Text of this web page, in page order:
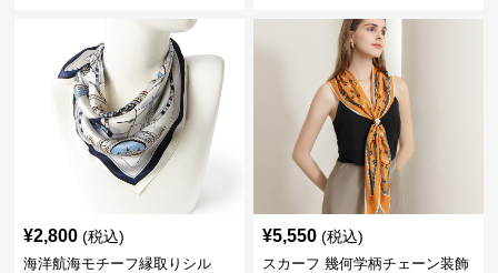
¥2,800 (税込)
海洋航海モチーフ縁取りシル
¥5,550 (税込)
スカーフ 幾何学柄チェーン装飾